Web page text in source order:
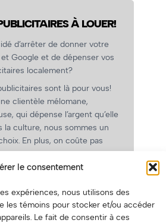
le consentement
expériences, nous utilisons des
les témoins pour stocker et/ou accéder
Le fait de consentir à ces
À LOUER!
d’arrêter de donner votre
Google et de dépenser vos
localement?
sont là pour vous!
clientèle mélomane,
qui dépense l’argent qu’elle
la culture, nous sommes un
En plus, on coûte pas
grille tarifaire intéressante et
des tarifs spéciaux pour